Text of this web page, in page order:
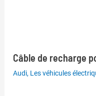
Câble de recharge
Audi, Les véhicules